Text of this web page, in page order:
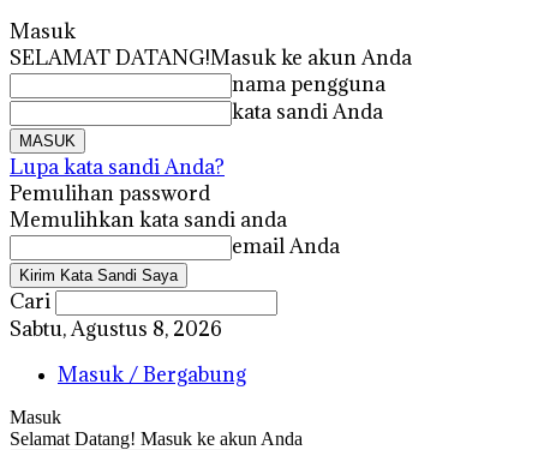
Masuk
SELAMAT DATANG!Masuk ke akun Anda
nama pengguna
kata sandi Anda
Lupa kata sandi Anda?
Pemulihan password
Memulihkan kata sandi anda
email Anda
Cari
Sabtu, Agustus 8, 2026
Masuk / Bergabung
Masuk
Selamat Datang! Masuk ke akun Anda